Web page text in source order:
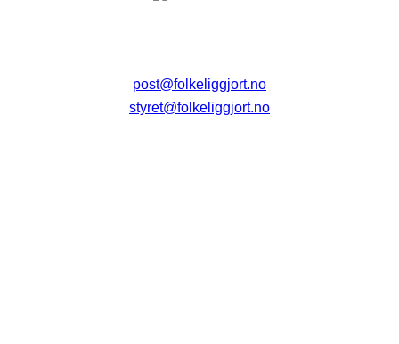
post@folkeliggjort.no
styret@folkeliggjort.no